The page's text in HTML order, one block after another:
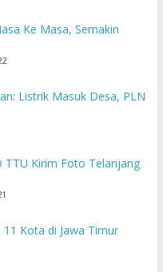
Ke Masa, Semakin
Listrik Masuk Desa, PLN
TTU Kirim Foto Telanjang
Kota di Jawa Timur